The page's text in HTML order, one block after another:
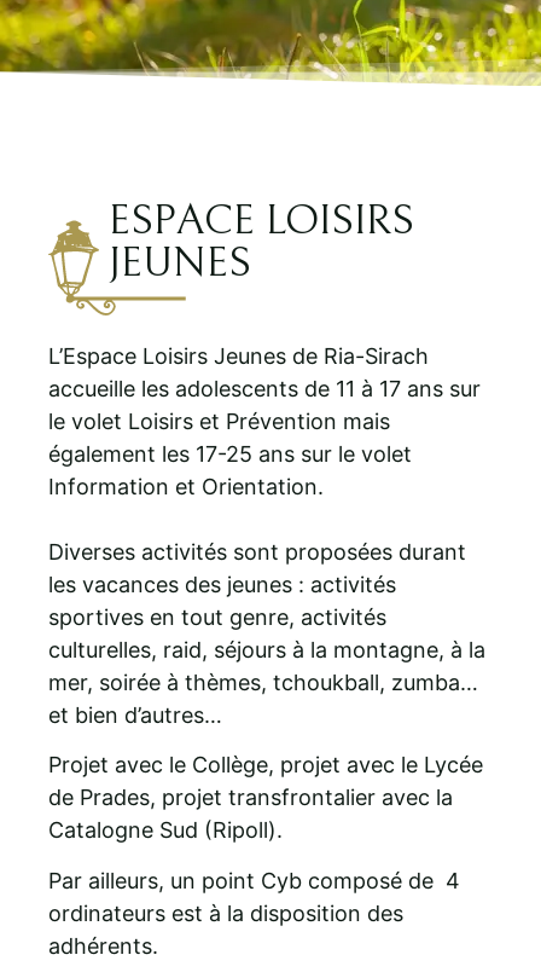
ESPACE LOISIRS
JEUNES
L’Espace Loisirs Jeunes de Ria-Sirach
accueille les adolescents de 11 à 17 ans sur
le volet Loisirs et Prévention mais
également les 17-25 ans sur le volet
Information et Orientation.
Diverses activités sont proposées durant
les vacances des jeunes : activités
sportives en tout genre, activités
culturelles, raid, séjours à la montagne, à la
mer, soirée à thèmes, tchoukball, zumba…
et bien d’autres…
Projet avec le Collège, projet avec le Lycée
de Prades, projet transfrontalier avec la
Catalogne Sud (Ripoll).
Par ailleurs, un point Cyb composé de 4
ordinateurs est à la disposition des
adhérents.